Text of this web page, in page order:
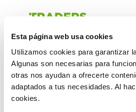
Esta página web usa cookies
Utilizamos cookies para garantizar
Algunas son necesarias para
otras nos ayudan a ofrecerte
adaptados a tus necesidades. Al
cookies.